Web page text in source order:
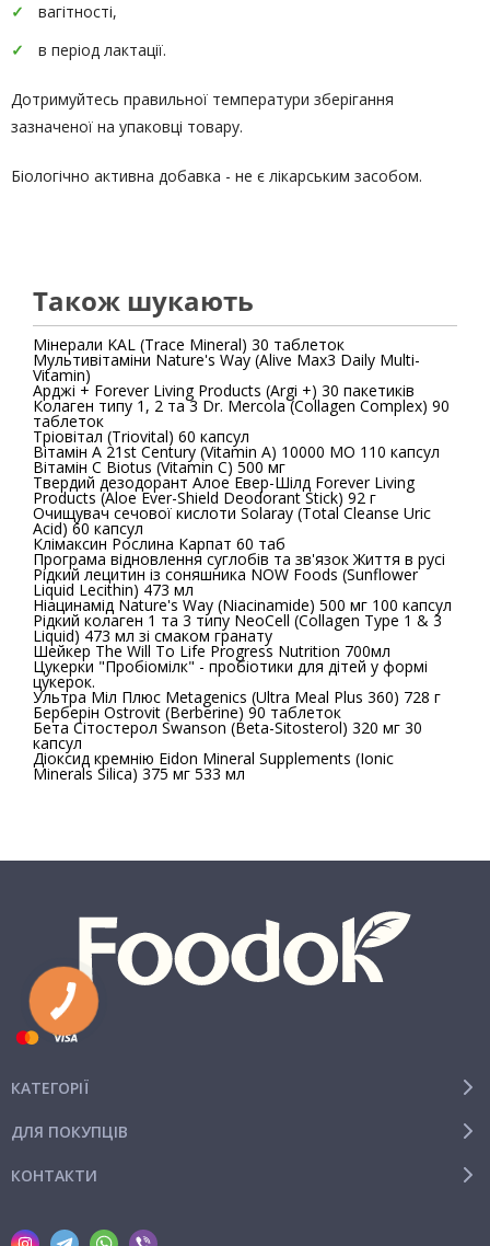
вагітності,
в період лактації.
Дотримуйтесь правильної температури зберігання
зазначеної на упаковці товару.
Біологічно активна добавка - не є лікарським засобом.
Також шукають
Мінерали KAL (Trace Mineral) 30 таблеток
Мультивітаміни Nature's Way (Alive Max3 Daily Multi-
Vitamin)
Арджі + Forever Living Products (Аrgi +) 30 пакетиків
Колаген типу 1, 2 та 3 Dr. Mercola (Collagen Complex) 90
таблеток
Тріовітал (Triovital) 60 капсул
Вітамін А 21st Century (Vitamin A) 10000 МО 110 капсул
Вітамін С Biotus (Vitamin C) 500 мг
Твердий дезодорант Алое Евер-Шілд Forever Living
Products (Aloe Ever-Shield Deodorant Stick) 92 г
Очищувач сечової кислоти Solaray (Total Cleanse Uric
Acid) 60 капсул
Клімаксин Рослина Карпат 60 таб
Програма відновлення суглобів та зв'язок Життя в русі
Рідкий лецитин із соняшника NOW Foods (Sunflower
Liquid Lecithin) 473 мл
Ніацинамід Nature's Way (Niacinamide) 500 мг 100 капсул
Рідкий колаген 1 та 3 типу NeoCell (Collagen Type 1 & 3
Liquid) 473 мл зі смаком гранату
Шейкер The Will To Life Progress Nutrition 700мл
Цукерки "Пробіомілк" - пробіотики для дітей у формі
цукерок.
Ультра Міл Плюс Metagenics (Ultra Meal Plus 360) 728 г
Берберін Ostrovit (Berberine) 90 таблеток
Бета Сітостерол Swanson (Beta-Sitosterol) 320 мг 30
капсул
Діоксид кремнію Eidon Mineral Supplements (Ionic
Minerals Silica) 375 мг 533 мл
КАТЕГОРІЇ
ДЛЯ ПОКУПЦІВ
КОНТАКТИ